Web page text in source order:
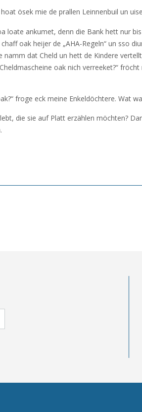
ösek mie de prallen Leinnenbuil un
loate ankumet, denn die Bank hett nur
oak heijer de „AHA-Regeln“ un sso
namm dat Cheld un hett de Kindere
oak nich verreeket?“
froge eck meine Enkeldöchtere. Wat
die sie auf Platt erzählen möchten?